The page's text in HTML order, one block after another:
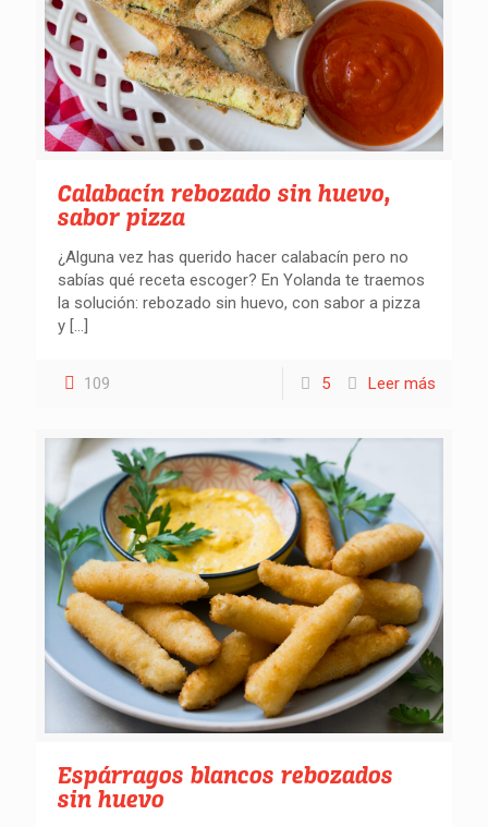
Calabacín rebozado sin huevo,
sabor pizza
¿Alguna vez has querido hacer calabacín pero no
sabías qué receta escoger? En Yolanda te traemos
la solución: rebozado sin huevo, con sabor a pizza
y […]
109 5 Leer más
Espárragos blancos rebozados
sin huevo